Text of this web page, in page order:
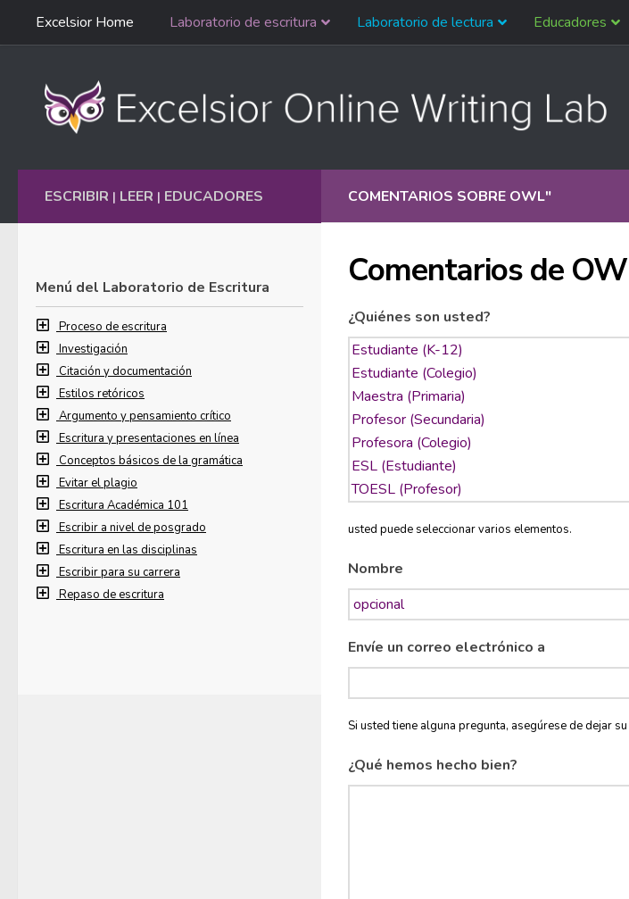
Ir al contenido
navegación
Excelsior Home Laboratorio de escritura Laboratorio de lectura Educadores
COMENTARIOS SOBRE OWL"
Comentarios de
¿Quiénes son usted?
usted puede seleccionar varios elementos.
Nombre
Envíe un correo electrónico a
Si usted tiene alguna pregunta, asegúrese de dejar
¿Qué hemos hecho bien?
ESCRIBIR | LEER | EDUCADORES
Menú del Laboratorio de Escritura
Proceso de escritura
Investigación
Citación y documentación
Estilos retóricos
Argumento y pensamiento crítico
Escritura y presentaciones en línea
Conceptos básicos de la gramática
Evitar el plagio
Escritura Académica 101
Escribir a nivel de posgrado
Escritura en las disciplinas
Escribir para su carrera
Repaso de escritura